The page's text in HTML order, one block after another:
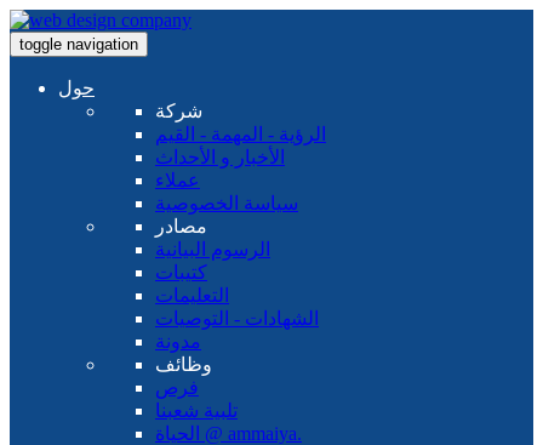
toggle navigation
حول
شركة
الرؤية - المهمة - القيم
الأخبار و الأحداث
عملاء
سياسة الخصوصية
مصادر
الرسوم البيانية
كتيبات
التعليمات
الشهادات - التوصيات
مدونة
وظائف
فرص
تلبية شعبنا
الحياة @ ammaiya.